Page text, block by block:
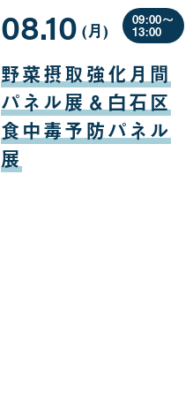
野菜摂取強化月間
パネル展＆白石区
食中毒予防パネル
展
08.10
月
10
日
(月曜
日
)
09:00〜
13:00